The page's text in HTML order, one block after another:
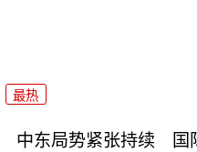
最热
中东局势紧张持续 国